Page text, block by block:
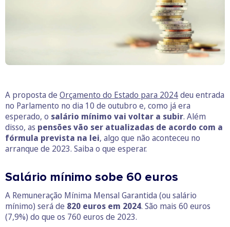
A proposta de Orçamento do Estado para 2024deu entrada
no Parlamento no dia 10 de outubro e, como já era
esperado, o salário mínimo vai voltar a subir. Além
disso, as pensões vão ser atualizadas de acordo com a
fórmula prevista na lei, algo que não aconteceu no
arranque de 2023. Saiba o que esperar.
Salário mínimo sobe 60 euros
A Remuneração Mínima Mensal Garantida (ou salário
mínimo) será de 820 euros em 2024. São mais 60 euros
(7,9%) do que os 760 euros de 2023.